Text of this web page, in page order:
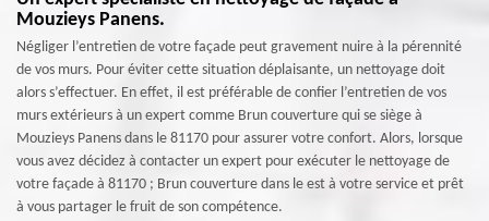
Mouzieys Panens.
Négliger l’entretien de votre façade peut gravement nuire à la pérennité
de vos murs. Pour éviter cette situation déplaisante, un nettoyage doit
alors s’effectuer. En effet, il est préférable de confier l’entretien de vos
murs extérieurs à un expert comme Brun couverture qui se siège à
Mouzieys Panens dans le 81170 pour assurer votre confort. Alors, lorsque
vous avez décidez à contacter un expert pour exécuter le nettoyage de
votre façade à 81170 ; Brun couverture dans le est à votre service et prêt
à vous partager le fruit de son compétence.